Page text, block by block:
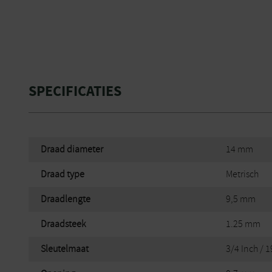
SPECIFICATIES
Draad diameter 14 mm
Draad type Metrisch
Draadlengte 9,5 mm
Draadsteek 1.25 mm
Sleutelmaat 3/4 Inch /